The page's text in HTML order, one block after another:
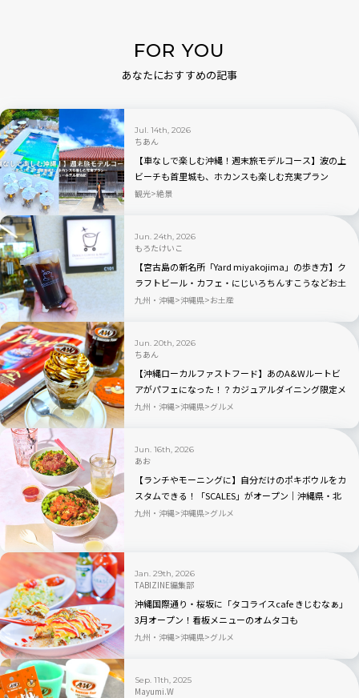
FOR YOU
あなたにおすすめの記事
Jul. 14th, 2026
ちあん
【車なしで楽しむ沖縄！週末旅モデルコース】波の上
ビーチも首里城も、ホカンスも楽しむ充実プラン
観光 絶景
Jun. 24th, 2026
もろたけいこ
【宮古島の新名所「Yard miyakojima」の歩き方】ク
ラフトビール・カフェ・にじいろちんすこうなどお土
産探しも
九州・沖縄 沖縄県 お土産
Jun. 20th, 2026
ちあん
【沖縄ローカルファストフード】あのA&Wルートビ
アがパフェになった！？カジュアルダイニング限定メ
ニューを食べてみた！
九州・沖縄 沖縄県 グルメ
Jun. 16th, 2026
あお
【ランチやモーニングに】自分だけのポキボウルをカ
スタムできる！「SCALES」がオープン｜沖縄県・北
谷町
九州・沖縄 沖縄県 グルメ
Jan. 29th, 2026
TABIZINE編集部
沖縄国際通り・桜坂に「タコライスcafe きじむなぁ」
3月オープン！看板メニューのオムタコも
九州・沖縄 沖縄県 グルメ
Sep. 11th, 2025
Mayumi.W